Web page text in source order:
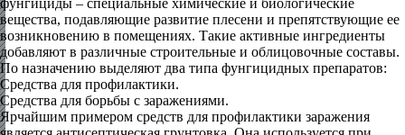
фунгициды – специальные химические и биологические
вещества, подавляющие развитие плесени и препятствующие ее
возникновению в помещениях. Такие активные ингредиенты
добавляют в различные строительные и облицовочные составы.
По назначению выделяют два типа фунгицидных препаратов:
Средства для профилактики.
Средства для борьбы с заражениями.
Ярчайшим примером средств для профилактики заражения